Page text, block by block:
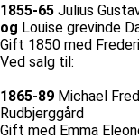
1855-65 Julius
og Louise grevinde
Gift 1850 med
Ved salg til:
1865-89 Michael
Rudbjerggård
Gift med Emma